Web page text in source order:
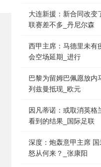
大连新援：新合同改变
联赛差不多_丹尼尔森
西甲主席：马德里未有
会空场延期_进行
巴黎为留姆巴佩愿放内
列兹曼抵现_欧元
因凡蒂诺：或取消英格
看到的结果_国际足联
深度：炮轰意甲主席
怒从何来？_张康阳